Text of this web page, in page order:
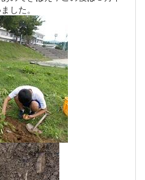
した。